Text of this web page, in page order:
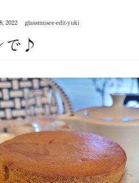
2022 glassmusee-edit-yuki
で♪